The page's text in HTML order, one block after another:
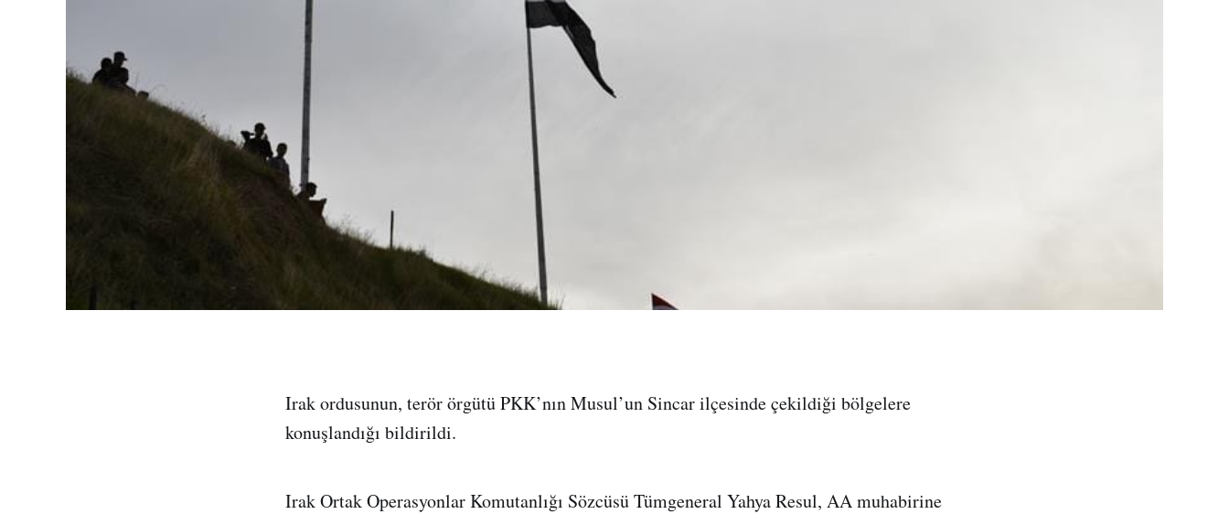
Irak ordusunun, terör örgütü PKK’nın Musul’un Sincar ilçesinde çekildiği bölgelere
konuşlandığı bildirildi.
Irak Ortak Operasyonlar Komutanlığı Sözcüsü Tümgeneral Yahya Resul, AA muhabirine